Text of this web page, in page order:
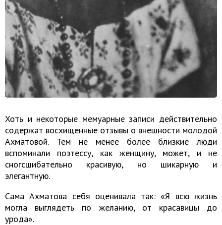
Хоть и некоторые мемуарные записи действительно
содержат восхищенные отзывы о внешности молодой
Ахматовой. Тем не менее более близкие люди
вспоминали поэтессу, как женщину, может, и не
сногсшибательно красивую, но шикарную и
элегантную.
Сама Ахматова себя оценивала так: «Я всю жизнь
могла выглядеть по желанию, от красавицы до
урода».